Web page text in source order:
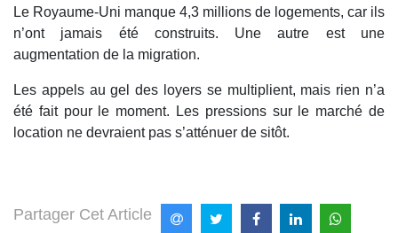
Le Royaume-Uni manque 4,3 millions de logements, car ils
n’ont jamais été construits. Une autre est une
augmentation de la migration.
Les appels au gel des loyers se multiplient, mais rien n’a
été fait pour le moment. Les pressions sur le marché de
location ne devraient pas s’atténuer de sitôt.
Partager Cet Article